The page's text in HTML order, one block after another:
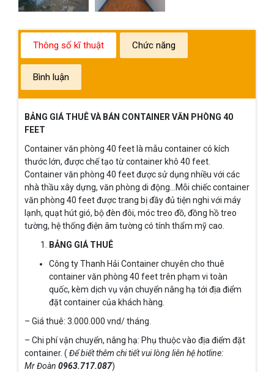
Thông số kĩ thuật Chức năng
Bình luận
BẢNG GIÁ THUÊ VÀ BÁN CONTAINER VĂN PHÒNG 40
FEET
Container văn phòng 40 feet là mẫu container có kích
thước lớn, được chế tạo từ container khô 40 feet.
Container văn phòng 40 feet được sử dụng nhiều với các
nhà thầu xây dựng, văn phòng di động…Mỗi chiếc container
văn phòng 40 feet được trang bị đầy đủ tiện nghi với máy
lạnh, quạt hút gió, bộ đèn đôi, móc treo đồ, đồng hồ treo
tường, hệ thống điện âm tường có tính thẩm mỹ cao.
BẢNG GIÁ THUÊ
Công ty Thanh Hải Container chuyên cho thuê
container văn phòng 40 feet trên phạm vi toàn
quốc, kèm dịch vụ vận chuyển nâng hạ tới địa điểm
đặt container của khách hàng.
– Giá thuê: 3.000.000 vnd/ tháng.
– Chi phí vận chuyển, nâng hạ: Phụ thuộc vào địa điểm đặt
container. ( Để biết thêm chi tiết vui lòng liên hệ hotline:
Mr Đoàn 0963.717.087)